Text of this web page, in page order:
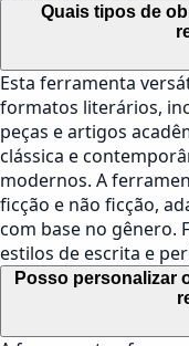
Quais tipos de
Esta ferramenta
formatos literários,
peças e artigos
clássica e
modernos. A
ficção e não ficção,
com base no gênero.
estilos de escrita e
Posso personalizar